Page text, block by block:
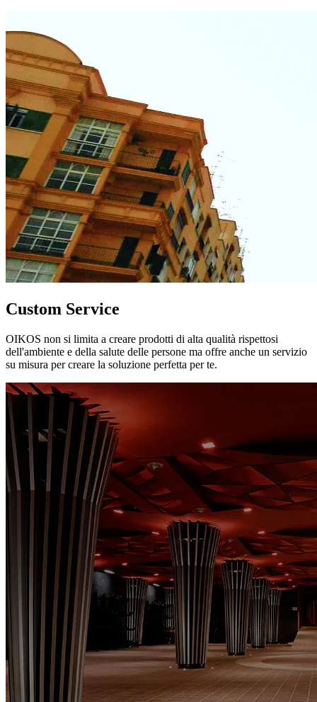
Custom Service
OIKOS non si limita a creare prodotti di alta qualità rispettosi
dell'ambiente e della salute delle persone ma offre anche un servizio
su misura per creare la soluzione perfetta per te.